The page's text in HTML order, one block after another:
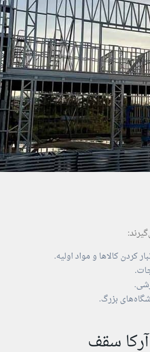
کردن کالاها و مواد اولیه.
بزرگ.
سقف